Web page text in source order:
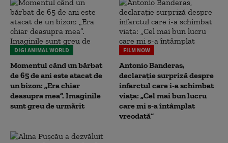
DIGI ANIMAL WORLD
Momentul când un bărbat
de 65 de ani este atacat de
un bizon: „Era chiar
deasupra mea”. Imaginile
sunt greu de urmărit
FILM NOW
Antonio Banderas,
declarație surpriză despre
infarctul care i-a schimbat
viața: „Cel mai bun lucru
care mi s-a întâmplat
vreodată”